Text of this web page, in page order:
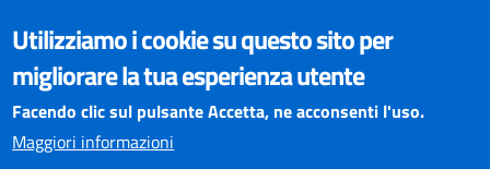
VISUALIZZAZIONE CONTENUTI
Il sito internet della Provincia di Perugia è ottimizzato per
essere visualizzato dai principali browser aggiornati. L'uso di
browser non aggiornati può creare problemi di visualizzazione
dei contenuti.
Utilizziamo i cookie su questo sito per
migliorare la tua esperienza utente
Facendo clic sul pulsante Accetta, ne acconsenti l'uso.
Maggiori informazioni